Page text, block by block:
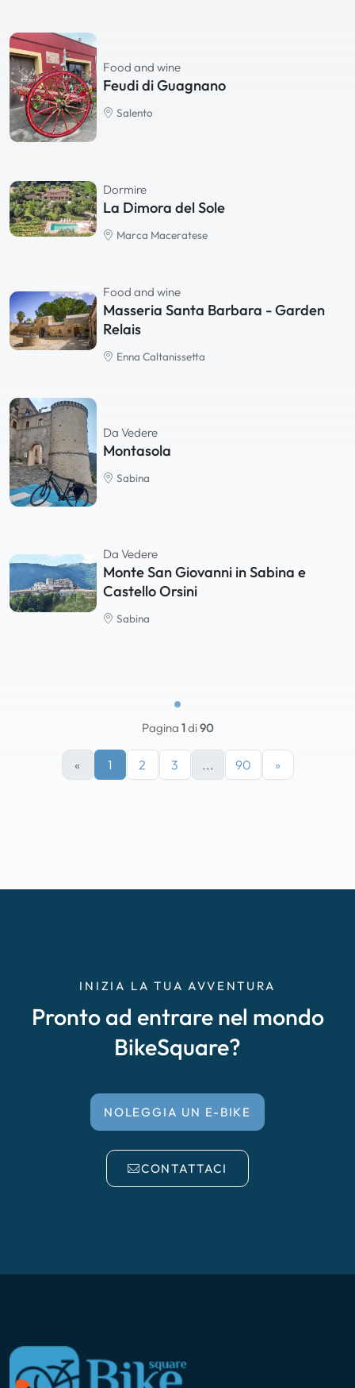
Food and wine
Feudi di Guagnano
Salento
Dormire
La Dimora del Sole
Marca Maceratese
Food and wine
Masseria Santa Barbara - Garden
Relais
Enna Caltanissetta
Da Vedere
Montasola
Sabina
Da Vedere
Monte San Giovanni in Sabina e
Castello Orsini
Sabina
Pagina 1di90
« 1 2 3 ... 90 »
INIZIA LA TUA AVVENTURA
Pronto ad entrare nel mondo
BikeSquare?
NOLEGGIA UN E-BIKE
CONTATTACI